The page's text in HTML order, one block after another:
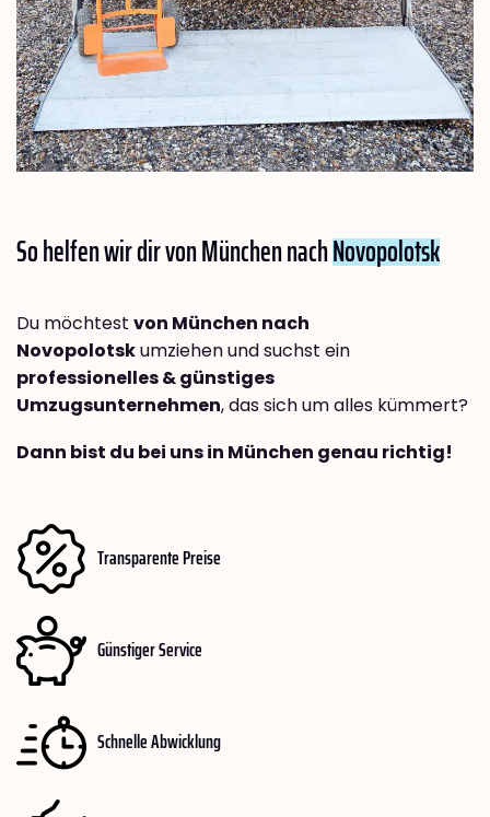
So helfen wir dir von München nachNovopolotsk
Du möchtest von München nach
Novopolotskumziehen und suchst ein
professionelles & günstiges
Umzugsunternehmen, das sich um alles kümmert?
Dann bist du bei uns in München genau richtig!
Transparente Preise
Günstiger Service
Schnelle Abwicklung